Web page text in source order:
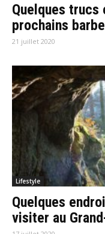
Quelques
prochains
21 juillet 2020
Lifestyle
Quelques
visiter au